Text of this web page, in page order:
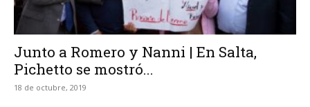
Junto a Romero y Nanni | En Salta,
Pichetto se mostró...
18 de octubre, 2019